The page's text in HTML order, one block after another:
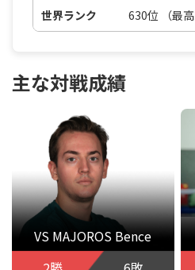
世界ランク 630位 （最
主な対戦成績
VS MAJOROS Bence